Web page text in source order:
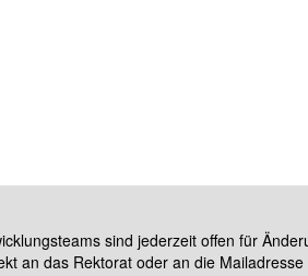
sind jederzeit offen für
an das Rektorat oder an die Mailadresse